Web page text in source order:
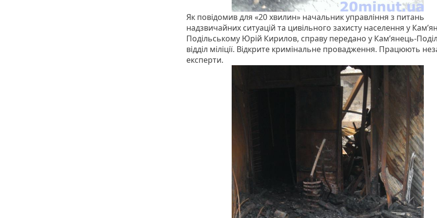
Як повідомив для «20 хвилин» начальник управління з питань
надзвичайних ситуацій та цивільного захисту населення у
Подільському Юрій Кирилов, справу передано у Кам’янець-
відділ міліції. Відкрите кримінальне провадження. Працюють
експерти.